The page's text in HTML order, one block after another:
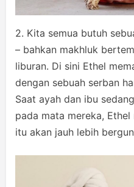
2. Kita semua butuh
– bahkan makhluk
liburan. Di sini Ethel
dengan sebuah serban
Saat ayah dan ibu
pada mata mereka,
itu akan jauh lebih